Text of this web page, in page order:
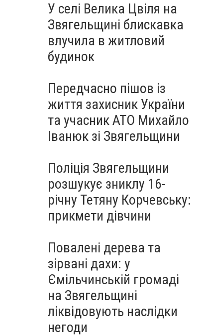
У селі Велика Цвіля на
Звягельщині блискавка
влучила в житловий
будинок
Передчасно пішов із
життя захисник України
та учасник АТО Михайло
Іванюк зі Звягельщини
Поліція Звягельщини
розшукує зниклу 16-
річну Тетяну Корчевську:
прикмети дівчини
Повалені дерева та
зірвані дахи: у
Ємільчинській громаді
на Звягельщині
ліквідовують наслідки
негоди